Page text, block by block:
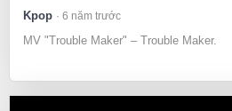
Kpop 6 năm trước
MV "Trouble Maker" – Trouble Maker.